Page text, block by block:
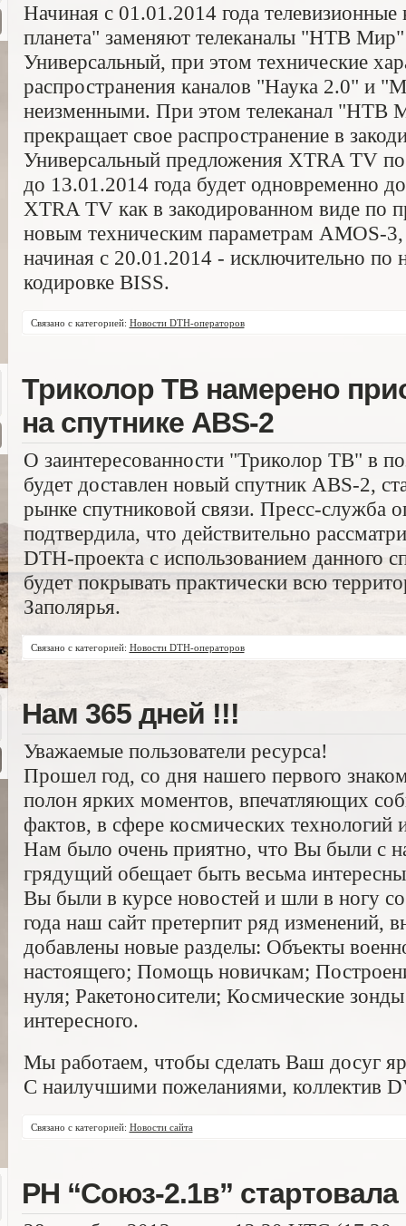
Начиная с 01.01.2014 года
планета" заменяют телеканалы "НТВ
Универсальный, при этом технические
распространения каналов "Наука 2.0" и
неизменными. При этом телеканал "НТВ
прекращает свое распространение в
Универсальный предложения XTRA TV
до 13.01.2014 года будет одновременно
XTRA TV как в закодированном виде по
новым техническим параметрам AMOS-
начиная с 20.01.2014 - исключительно по
кодировке BISS.
Связано с категорией: Новости DTH-операторов
Триколор ТВ намерено
на спутнике ABS-2
О заинтересованности "Триколор ТВ" в
будет доставлен новый спутник ABS-2,
рынке спутниковой связи. Пресс-служба
подтвердила, что действительно
DTH-проекта с использованием данного
будет покрывать практически всю
Заполярья.
Связано с категорией: Новости DTH-операторов
Нам 365 дней !!!
Уважаемые пользователи ресурса!
Прошел год, со дня нашего первого
полон ярких моментов, впечатляющих
фактов, в сфере космических технологий
Нам было очень приятно, что Вы были с
грядущий обещает быть весьма
Вы были в курсе новостей и шли в ногу
года наш сайт претерпит ряд изменений,
добавлены новые разделы: Объекты
настоящего; Помощь новичкам;
нуля; Ракетоносители; Космические
интересного.
Мы работаем, чтобы сделать Ваш досуг
С наилучшими пожеланиями, коллектив
Связано с категорией: Новости сайта
РН “Союз-2.1в” стартовала